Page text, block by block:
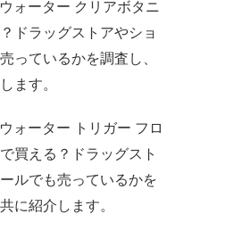
ォーター クリアボタニ
ドラッグストアやショ
っているかを調査し、
ます。
ォーター トリガー フロ
買える？ドラッグスト
ルでも売っているかを
に紹介します。